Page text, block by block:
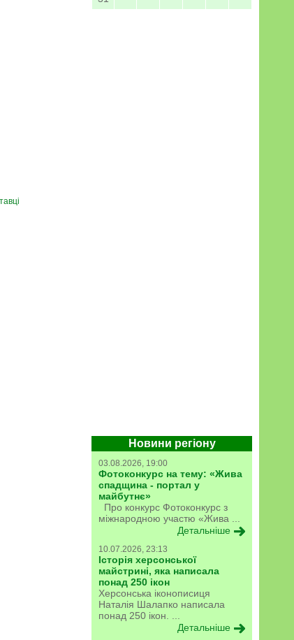
Новини регіону
03.08.2026, 19:00
Фотоконкурс на тему: «Жива
спадщина - портал у
майбутнє»
Про конкурс Фотоконкурс з
міжнародною участю «Жива ...
Детальніше
10.07.2026, 23:13
Історія херсонської
майстрині, яка написала
понад 250 ікон
Херсонська іконописиця
Наталія Шалапко написала
понад 250 ікон. ...
Детальніше